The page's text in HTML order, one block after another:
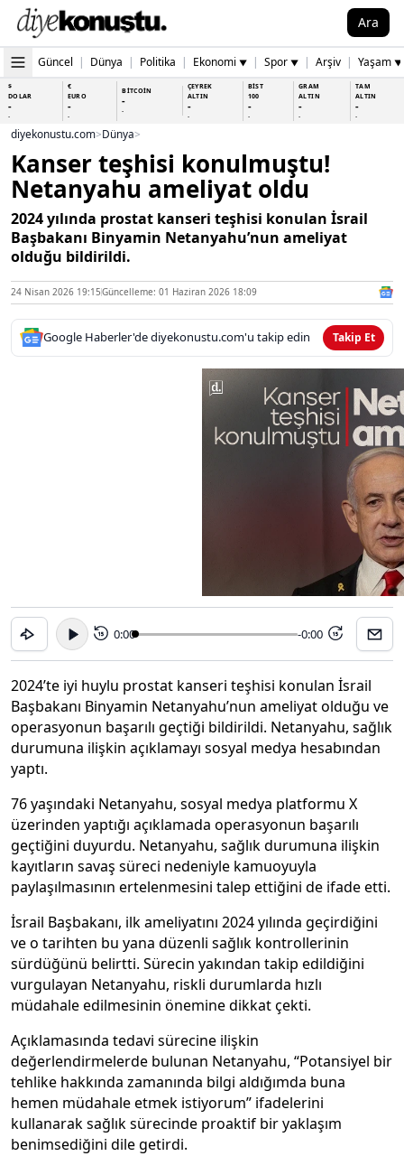
Ara
Güncel | Dünya | Politika | Ekonomi ▼ | Spor ▼ | Arşiv | Yaşam ▼
$
DOLAR
-
-
€
EURO
-
-
BİTCOİN
-
-
ÇEYREK
ALTIN
-
-
BİST
100
-
-
GRAM
ALTIN
-
-
TAM
ALTIN
-
-
diyekonustu.com>Dünya>
Kanser teşhisi konulmuştu!
Netanyahu ameliyat oldu
2024 yılında prostat kanseri teşhisi konulan İsrail
Başbakanı Binyamin Netanyahu’nun ameliyat
olduğu bildirildi.
24 Nisan 2026 19:15Güncelleme: 01 Haziran 2026 18:09
Google Haberler'de diyekonustu.com'u takip edin Takip Et
15 0:00 -0:00 15
2024’te iyi huylu prostat kanseri teşhisi konulan İsrail
Başbakanı Binyamin Netanyahu’nun ameliyat olduğu ve
operasyonun başarılı geçtiği bildirildi. Netanyahu, sağlık
durumuna ilişkin açıklamayı sosyal medya hesabından
yaptı.
76 yaşındaki Netanyahu, sosyal medya platformu X
üzerinden yaptığı açıklamada operasyonun başarılı
geçtiğini duyurdu. Netanyahu, sağlık durumuna ilişkin
kayıtların savaş süreci nedeniyle kamuoyuyla
paylaşılmasının ertelenmesini talep ettiğini de ifade etti.
İsrail Başbakanı, ilk ameliyatını 2024 yılında geçirdiğini
ve o tarihten bu yana düzenli sağlık kontrollerinin
sürdüğünü belirtti. Sürecin yakından takip edildiğini
vurgulayan Netanyahu, riskli durumlarda hızlı
müdahale edilmesinin önemine dikkat çekti.
Açıklamasında tedavi sürecine ilişkin
değerlendirmelerde bulunan Netanyahu, “Potansiyel bir
tehlike hakkında zamanında bilgi aldığımda buna
hemen müdahale etmek istiyorum” ifadelerini
kullanarak sağlık sürecinde proaktif bir yaklaşım
benimsediğini dile getirdi.